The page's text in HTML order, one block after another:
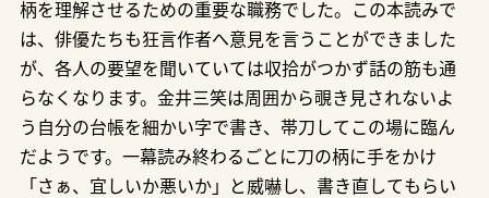
柄を理解させるための重要な職務でした。この本読みで
は、俳優たちも狂言作者へ意見を言うことができました
が、各人の要望を聞いていては収拾がつかず話の筋も通
らなくなります。金井三笑は周囲から覗き見されないよ
う自分の台帳を細かい字で書き、帯刀してこの場に臨ん
だようです。一幕読み終わるごとに刀の柄に手をかけ
「さぁ、宜しいか悪いか」と威嚇し、書き直してもらい